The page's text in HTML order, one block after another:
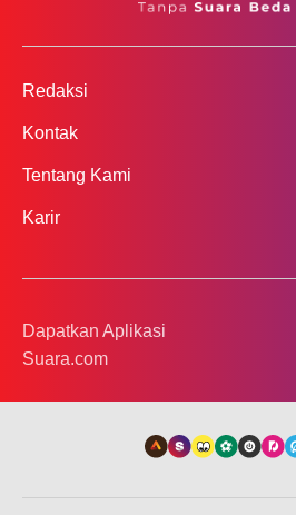
Redaksi
Kontak
Tentang Kami
Karir
Dapatkan Aplikasi
Suara.com